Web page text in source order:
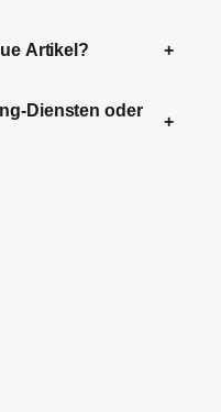
Artikel? +
Diensten oder
+